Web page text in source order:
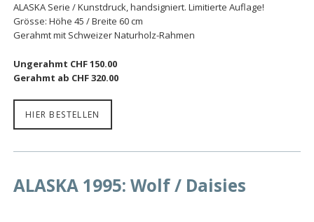
ALASKA Serie / Kunstdruck, handsigniert. Limitierte Auflage!
Grösse: Höhe 45 / Breite 60 cm
Gerahmt mit Schweizer Naturholz-Rahmen
Ungerahmt CHF 150.00
Gerahmt ab CHF 320.00
HIER BESTELLEN
ALASKA 1995: Wolf / Daisies